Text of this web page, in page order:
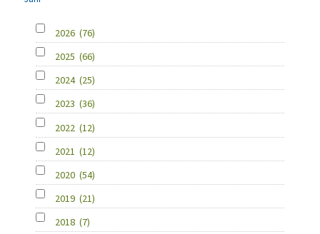
2026 (76)
2025 (66)
2024 (25)
2023 (36)
2022 (12)
2021 (12)
2020 (54)
2019 (21)
2018 (7)